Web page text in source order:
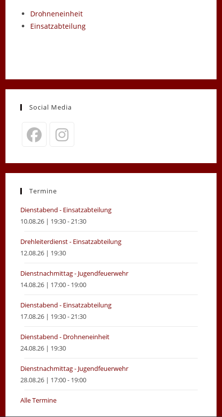
Drohneneinheit
Einsatzabteilung
Social Media
in
new
in
new
Termine
Dienstabend - Einsatzabteilung
10.08.26 | 19:30 - 21:30
Drehleiterdienst - Einsatzabteilung
12.08.26 | 19:30
Dienstnachmittag - Jugendfeuerwehr
14.08.26 | 17:00 - 19:00
Dienstabend - Einsatzabteilung
17.08.26 | 19:30 - 21:30
Dienstabend - Drohneneinheit
24.08.26 | 19:30
Dienstnachmittag - Jugendfeuerwehr
28.08.26 | 17:00 - 19:00
Alle Termine